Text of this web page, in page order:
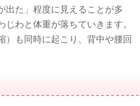
出た」程度に見えることが多
じわと体重が落ちていきます。
）も同時に起こり、背中や腰回